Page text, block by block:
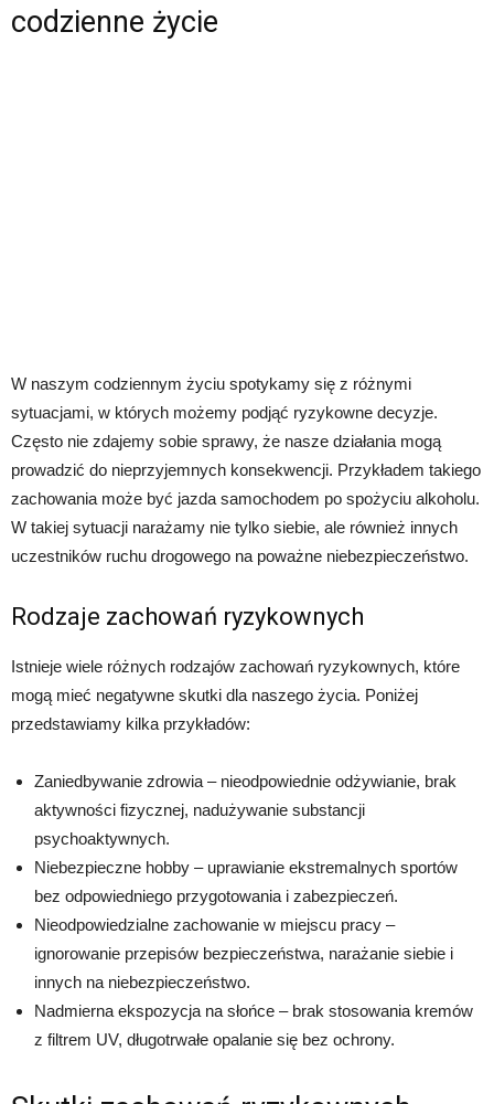
codzienne życie
W naszym codziennym życiu spotykamy się z różnymi
sytuacjami, w których możemy podjąć ryzykowne decyzje.
Często nie zdajemy sobie sprawy, że nasze działania mogą
prowadzić do nieprzyjemnych konsekwencji. Przykładem takiego
zachowania może być jazda samochodem po spożyciu alkoholu.
W takiej sytuacji narażamy nie tylko siebie, ale również innych
uczestników ruchu drogowego na poważne niebezpieczeństwo.
Rodzaje zachowań ryzykownych
Istnieje wiele różnych rodzajów zachowań ryzykownych, które
mogą mieć negatywne skutki dla naszego życia. Poniżej
przedstawiamy kilka przykładów:
Zaniedbywanie zdrowia – nieodpowiednie odżywianie, brak
aktywności fizycznej, nadużywanie substancji
psychoaktywnych.
Niebezpieczne hobby – uprawianie ekstremalnych sportów
bez odpowiedniego przygotowania i zabezpieczeń.
Nieodpowiedzialne zachowanie w miejscu pracy –
ignorowanie przepisów bezpieczeństwa, narażanie siebie i
innych na niebezpieczeństwo.
Nadmierna ekspozycja na słońce – brak stosowania kremów
z filtrem UV, długotrwałe opalanie się bez ochrony.